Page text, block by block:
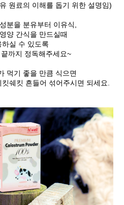
원료의 이해를 돕기 위한 설명임)
분을 분유부터 이유식,
양 간식을 만드실때
하실 수 있도록
까지 정독해주세요~
먹기 좋을 만큼 식으면
쉐킷 흔들어 섞어주시면 되세요.